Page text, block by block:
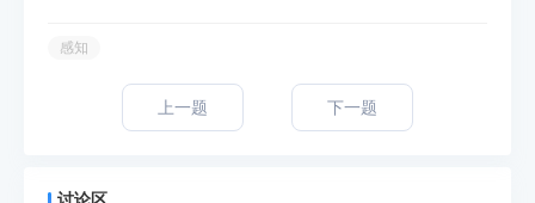
感知
上一题 下一题